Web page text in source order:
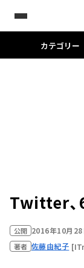
カテゴリー
Twitter、
公開 2016年10月
著者 佐藤由紀子